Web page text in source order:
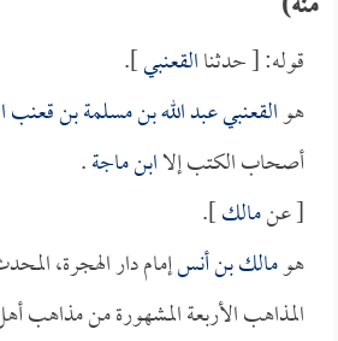
قوله: [ حدثناالقعنبي].
هوالقعنبي عبد الله بن مسلمة بن قعنب
أصحاب الكتب إلاابن ماجة.
[ عنمالك].
هومالك بن أنسإمام دار الهجرة،
المذاهب الأربعة المشهورة من مذاهب